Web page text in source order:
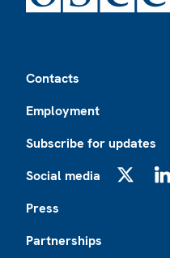
Contacts
Employment
Subscribe for updates
Social media
Press
Partnerships